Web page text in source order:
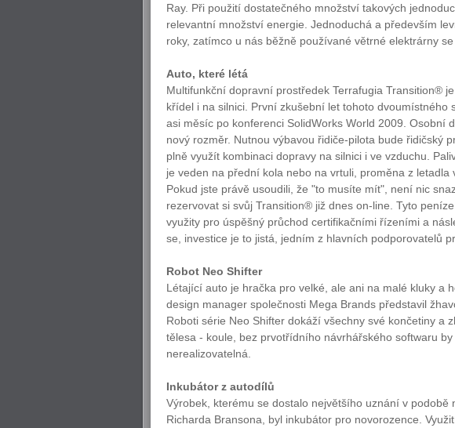
Ray. Při použití dostatečného množství takových
relevantní množství energie. Jednoduchá a především
roky, zatímco u nás běžně používané větrné elektrárny
Auto, které létá
Multifunkční dopravní prostředek Terrafugia Transition®
křídel i na silnici. První zkušební let tohoto
asi měsíc po konferenci SolidWorks World 2009. Osobní
nový rozměr. Nutnou výbavou řidiče-pilota bude řidičský
plně využít kombinaci dopravy na silnici i ve vzduchu.
je veden na přední kola nebo na vrtuli, proměna z letadla
Pokud jste právě usoudili, že "to musíte mít", není nic
rezervovat si svůj Transition® již dnes on-line. Tyto
využity pro úspěšný průchod certifikačními řízeními a
se, investice je to jistá, jedním z hlavních podporovatelů
Robot Neo Shifter
Létající auto je hračka pro velké, ale ani na malé kluky a
design manager společnosti Mega Brands představil
Roboti série Neo Shifter dokáží všechny své končetiny a
tělesa - koule, bez prvotřídního návrhářského softwaru
nerealizovatelná.
Inkubátor z autodílů
Výrobek, kterému se dostalo největšího uznání v
Richarda Bransona, byl inkubátor pro novorozence.